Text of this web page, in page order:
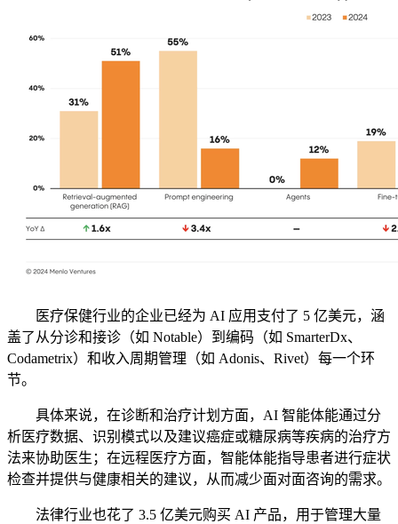
医疗保健行业的企业已经为 AI 应用支付了 5 亿美元，涵
盖了从分诊和接诊（如 Notable）到编码（如 SmarterDx、
Codametrix）和收入周期管理（如 Adonis、Rivet）每一个环
节。
具体来说，在诊断和治疗计划方面，AI 智能体能通过分
析医疗数据、识别模式以及建议癌症或糖尿病等疾病的治疗方
法来协助医生；在远程医疗方面，智能体能指导患者进行症状
检查并提供与健康相关的建议，从而减少面对面咨询的需求。
法律行业也花了 3.5 亿美元购买 AI 产品，用于管理大量